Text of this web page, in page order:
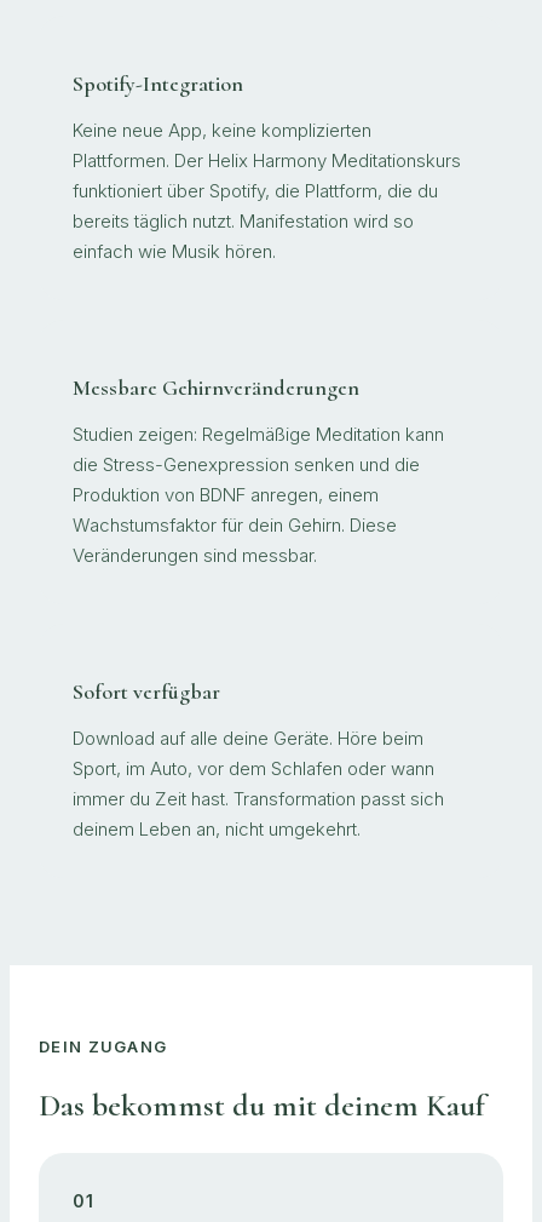
Spotify-Integration
Keine neue App, keine komplizierten
Plattformen. Der Helix Harmony Meditationskurs
funktioniert über Spotify, die Plattform, die du
bereits täglich nutzt. Manifestation wird so
einfach wie Musik hören.
Messbare Gehirnveränderungen
Studien zeigen: Regelmäßige Meditation kann
die Stress-Genexpression senken und die
Produktion von BDNF anregen, einem
Wachstumsfaktor für dein Gehirn. Diese
Veränderungen sind messbar.
Sofort verfügbar
Download auf alle deine Geräte. Höre beim
Sport, im Auto, vor dem Schlafen oder wann
immer du Zeit hast. Transformation passt sich
deinem Leben an, nicht umgekehrt.
DEIN ZUGANG
Das bekommst du mit deinem Kauf
01